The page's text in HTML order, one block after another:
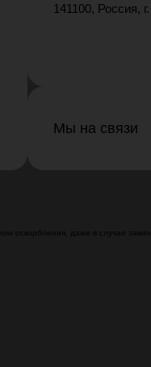
141100, Россия,
Мы на связи
оскорбления, даже в случае